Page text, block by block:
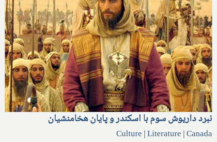
نبرد داریوش سوم با اسکندر و پایان هخامنشیان
Culture |Literature |Canada